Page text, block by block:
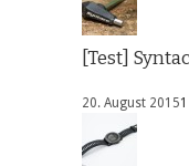
[Test]
20. August 2015